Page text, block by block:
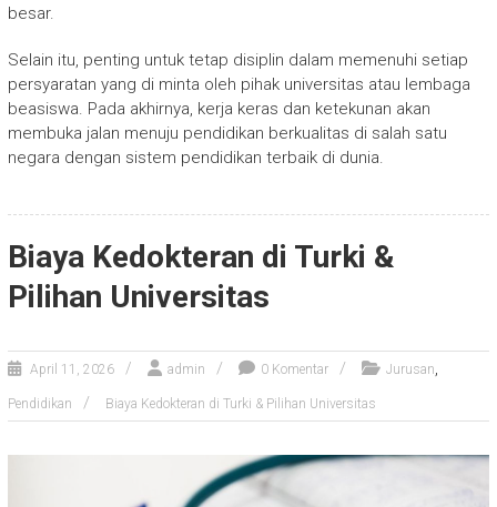
besar.
Selain itu, penting untuk tetap disiplin dalam memenuhi setiap
persyaratan yang di minta oleh pihak universitas atau lembaga
beasiswa. Pada akhirnya, kerja keras dan ketekunan akan
membuka jalan menuju pendidikan berkualitas di salah satu
negara dengan sistem pendidikan terbaik di dunia.
Biaya Kedokteran di Turki &
Pilihan Universitas
April 11, 2026 admin 0 Komentar Jurusan,
Pendidikan Biaya Kedokteran di Turki & Pilihan Universitas